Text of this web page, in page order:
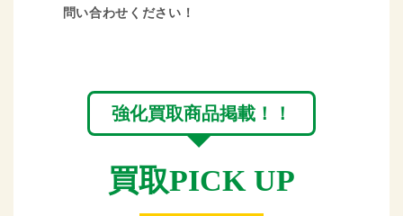
問い合わせください！
強化買取商品掲載！！
買取PICK UP